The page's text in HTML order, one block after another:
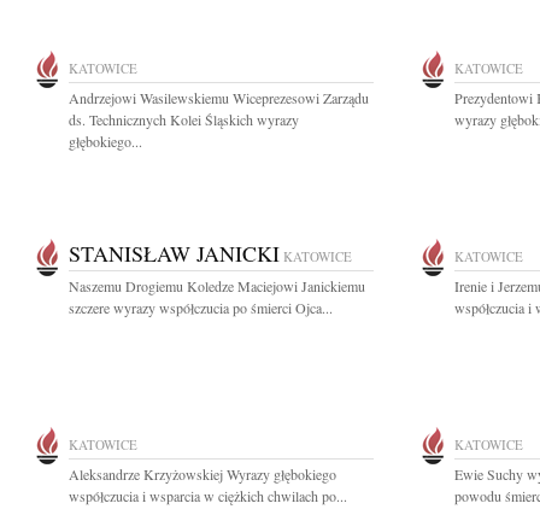
KATOWICE
Andrzejowi Wasilewskiemu Wiceprezesowi Zarządu
ds. Technicznych Kolei Śląskich wyrazy
głębokiego...
KATOWICE
Prezydentowi
wyrazy
STANISŁAW JANICKI KATOWICE
Naszemu Drogiemu Koledze Maciejowi Janickiemu
szczere wyrazy współczucia po śmierci Ojca...
KATOWICE
Irenie i
współczucia i
KATOWICE
Aleksandrze Krzyżowskiej Wyrazy głębokiego
współczucia i wsparcia w ciężkich chwilach po...
KATOWICE
Ewie Suchy
powodu